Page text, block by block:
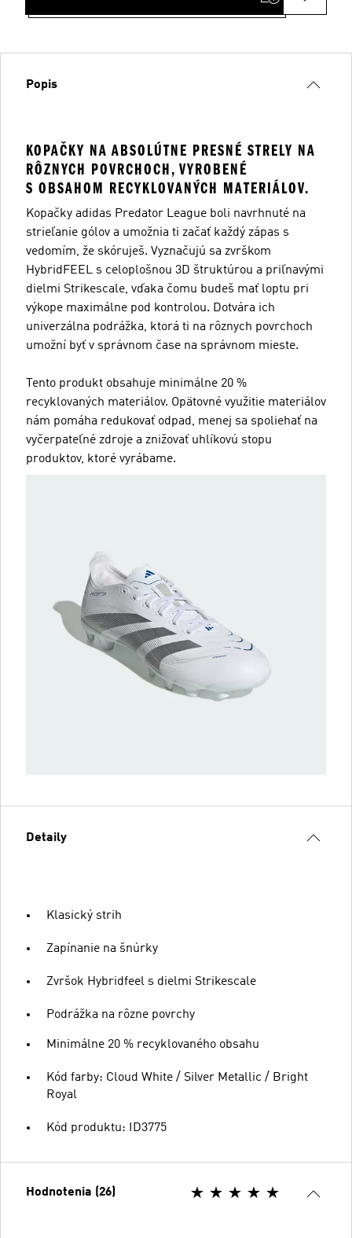
Popis
KOPAČKY NA ABSOLÚTNE PRESNÉ STRELY NA
RÔZNYCH POVRCHOCH, VYROBENÉ
S OBSAHOM RECYKLOVANÝCH MATERIÁLOV.
Kopačky adidas Predator League boli navrhnuté na
strieľanie gólov a umožnia ti začať každý zápas s
vedomím, že skóruješ. Vyznačujú sa zvrškom
HybridFEEL s celoplošnou 3D štruktúrou a priľnavými
dielmi Strikescale, vďaka čomu budeš mať loptu pri
výkope maximálne pod kontrolou. Dotvára ich
univerzálna podrážka, ktorá ti na rôznych povrchoch
umožní byť v správnom čase na správnom mieste.
Tento produkt obsahuje minimálne 20 %
recyklovaných materiálov. Opätovné využitie materiálov
nám pomáha redukovať odpad, menej sa spoliehať na
vyčerpateľné zdroje a znižovať uhlíkovú stopu
produktov, ktoré vyrábame.
Detaily
Klasický strih
Zapínanie na šnúrky
Zvršok Hybridfeel s dielmi Strikescale
Podrážka na rôzne povrchy
Minimálne 20 % recyklovaného obsahu
Kód farby: Cloud White / Silver Metallic / Bright
Royal
Kód produktu: ID3775
Hodnotenia (26)